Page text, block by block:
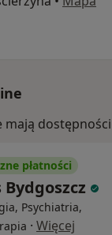
mają
płatności
Bydgoszcz
Psychiatria,
· Więcej